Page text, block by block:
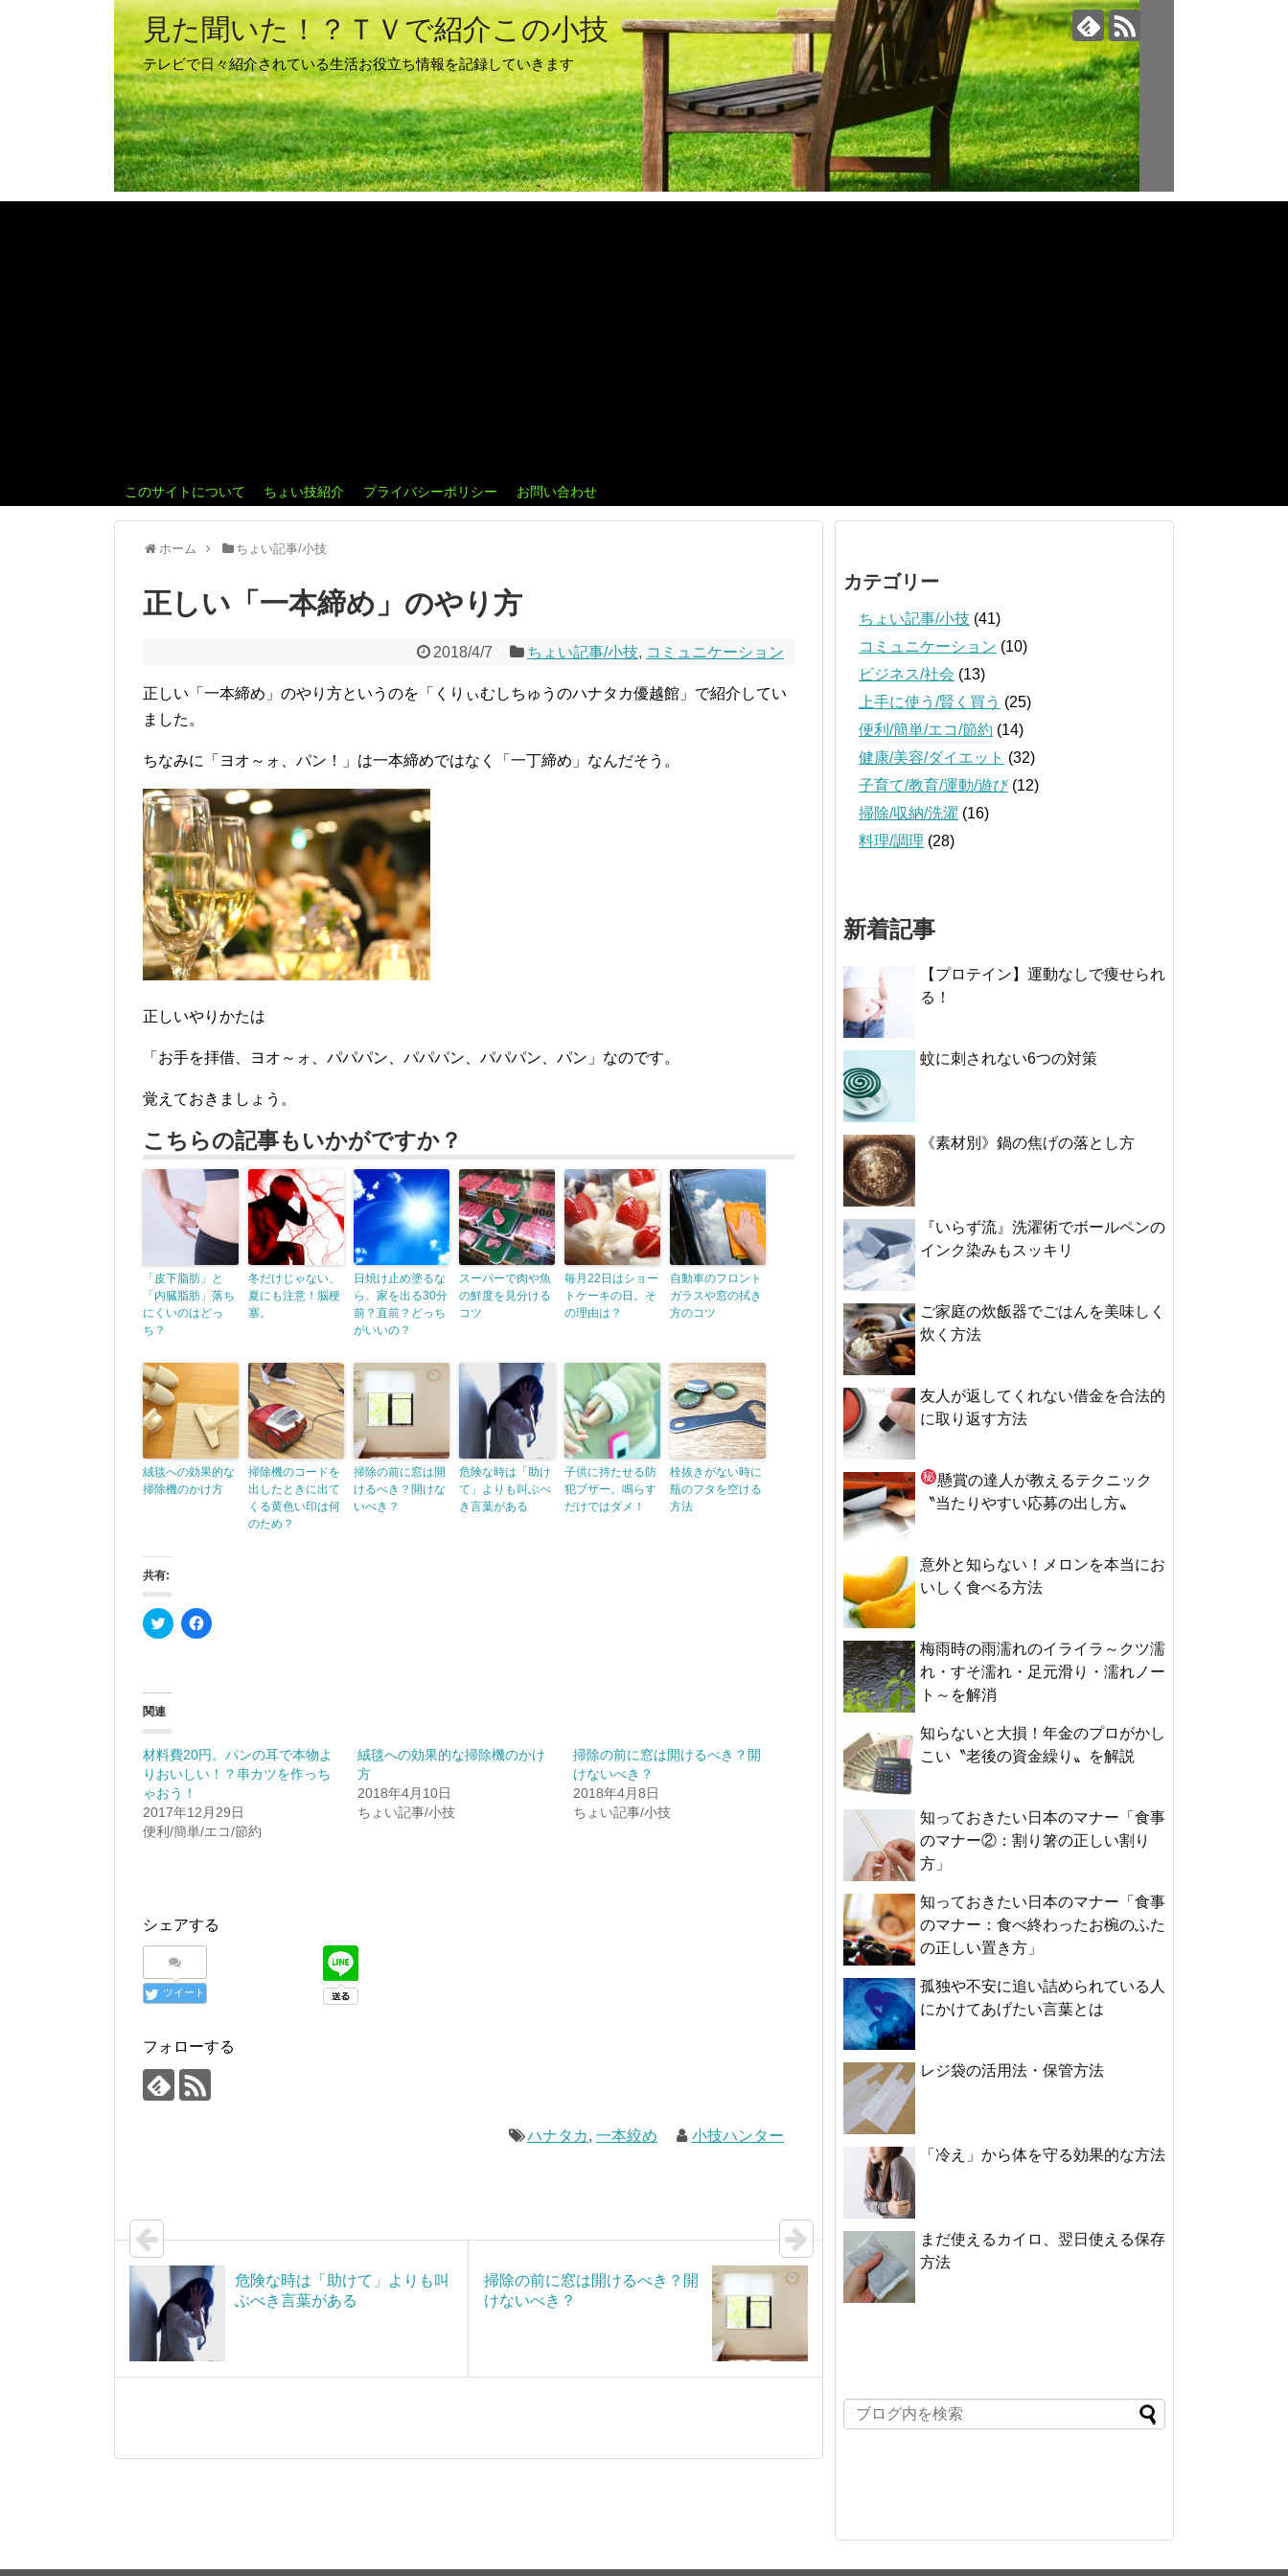
見た聞いた！？ＴＶで紹介この小技
テレビで日々紹介されている生活お役立ち情報を記録していきます
このサイトについて ちょい技紹介 プライバシーポリシー お問い合わせ
ホーム ちょい記事/小技
正しい「一本締め」のやり方
2018/4/7 ちょい記事/小技, コミュニケーション
正しい「一本締め」のやり方というのを「くりぃむしちゅうのハナタカ優越館」で紹介してい
ました。
ちなみに「ヨオ～ォ、パン！」は一本締めではなく「一丁締め」なんだそう。
正しいやりかたは
「お手を拝借、ヨオ～ォ、パパパン、パパパン、パパパン、パン」なのです。
覚えておきましょう。
こちらの記事もいかがですか？
「皮下脂肪」と
「内臓脂肪」落ち
にくいのはどっ
ち？
冬だけじゃない、
夏にも注意！脳梗
塞。
日焼け止め塗るな
ら、家を出る30分
前？直前？どっち
がいいの？
スーパーで肉や魚
の鮮度を見分ける
コツ
毎月22日はショー
トケーキの日。そ
の理由は？
自動車のフロント
ガラスや窓の拭き
方のコツ
絨毯への効果的な
掃除機のかけ方
掃除機のコードを
出したときに出て
くる黄色い印は何
のため？
掃除の前に窓は開
けるべき？開けな
いべき？
危険な時は「助け
て」よりも叫ぶべ
き言葉がある
子供に持たせる防
犯ブザー。鳴らす
だけではダメ！
栓抜きがない時に
瓶のフタを空ける
方法
共有:
ク
リ
T
t
t
e
r
で
共
有
(
新
ウ
で
開
き
ま
す
)
F
a
有
す
る
に
ク
リ
ッ
い
(
新
ウ
ン
で
開
き
す
関連
材料費20円。パンの耳で本物よ
りおいしい！？串カツを作っち
ゃおう！
2017年12月29日
便利/簡単/エコ/節約
絨毯への効果的な掃除機のかけ
方
2018年4月10日
ちょい記事/小技
掃除の前に窓は開けるべき？開
けないべき？
2018年4月8日
ちょい記事/小技
シェアする
ツイート
フォローする
ハナタカ,一本絞め 小技ハンター
危険な時は「助けて」よりも叫
ぶべき言葉がある
掃除の前に窓は開けるべき？開
けないべき？
カテゴリー
ちょい記事/小技 (41)
コミュニケーション (10)
ビジネス/社会 (13)
上手に使う/賢く買う (25)
便利/簡単/エコ/節約 (14)
健康/美容/ダイエット (32)
子育て/教育/運動/遊び(12)
掃除/収納/洗濯 (16)
料理/調理 (28)
新着記事
【プロテイン】運動なしで痩せられ
る！
蚊に刺されない6つの対策
《素材別》鍋の焦げの落とし方
『いらず流』洗濯術でボールペンの
インク染みもスッキリ
ご家庭の炊飯器でごはんを美味しく
炊く方法
友人が返してくれない借金を合法的
に取り返す方法
懸賞の達人が教えるテクニック
〝当たりやすい応募の出し方〟
意外と知らない！メロンを本当にお
いしく食べる方法
梅雨時の雨濡れのイライラ～クツ濡
れ・すそ濡れ・足元滑り・濡れノー
ト～を解消
知らないと大損！年金のプロがかし
こい〝老後の資金繰り〟を解説
知っておきたい日本のマナー「食事
のマナー②：割り箸の正しい割り
方」
知っておきたい日本のマナー「食事
のマナー：食べ終わったお椀のふた
の正しい置き方」
孤独や不安に追い詰められている人
にかけてあげたい言葉とは
レジ袋の活用法・保管方法
「冷え」から体を守る効果的な方法
まだ使えるカイロ、翌日使える保存
方法